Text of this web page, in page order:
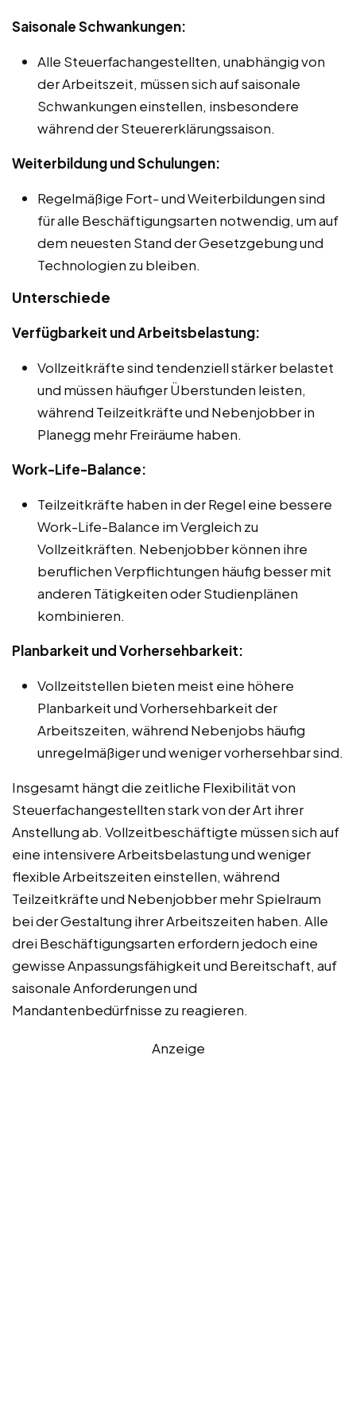
Saisonale Schwankungen:
Alle Steuerfachangestellten, unabhängig von
der Arbeitszeit, müssen sich auf saisonale
Schwankungen einstellen, insbesondere
während der Steuererklärungssaison.
Weiterbildung und Schulungen:
Regelmäßige Fort- und Weiterbildungen sind
für alle Beschäftigungsarten notwendig, um auf
dem neuesten Stand der Gesetzgebung und
Technologien zu bleiben.
Unterschiede
Verfügbarkeit und Arbeitsbelastung:
Vollzeitkräfte sind tendenziell stärker belastet
und müssen häufiger Überstunden leisten,
während Teilzeitkräfte und Nebenjobber in
Planegg mehr Freiräume haben.
Work-Life-Balance:
Teilzeitkräfte haben in der Regel eine bessere
Work-Life-Balance im Vergleich zu
Vollzeitkräften. Nebenjobber können ihre
beruflichen Verpflichtungen häufig besser mit
anderen Tätigkeiten oder Studienplänen
kombinieren.
Planbarkeit und Vorhersehbarkeit:
Vollzeitstellen bieten meist eine höhere
Planbarkeit und Vorhersehbarkeit der
Arbeitszeiten, während Nebenjobs häufig
unregelmäßiger und weniger vorhersehbar sind.
Insgesamt hängt die zeitliche Flexibilität von
Steuerfachangestellten stark von der Art ihrer
Anstellung ab. Vollzeitbeschäftigte müssen sich auf
eine intensivere Arbeitsbelastung und weniger
flexible Arbeitszeiten einstellen, während
Teilzeitkräfte und Nebenjobber mehr Spielraum
bei der Gestaltung ihrer Arbeitszeiten haben. Alle
drei Beschäftigungsarten erfordern jedoch eine
gewisse Anpassungsfähigkeit und Bereitschaft, auf
saisonale Anforderungen und
Mandantenbedürfnisse zu reagieren.
Anzeige